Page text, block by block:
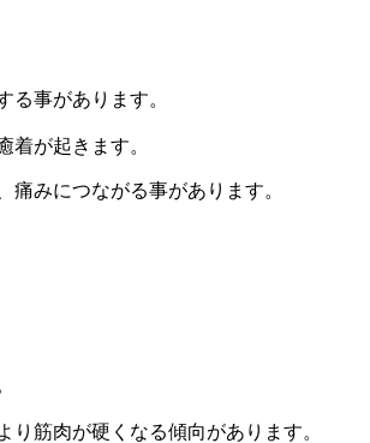
事があります。
が起きます。
みにつながる事があります。
筋肉が硬くなる傾向があります。